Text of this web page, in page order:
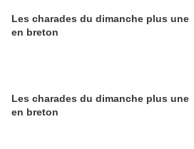
Les charades du dimanche plus une
en breton
Les charades du dimanche plus une
en breton